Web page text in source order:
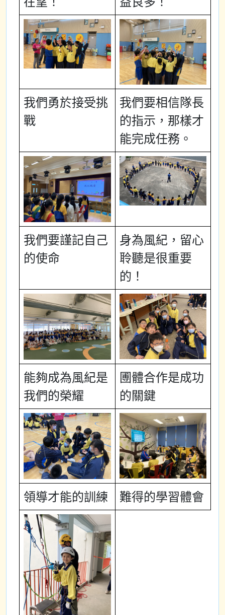
我們勇於接受挑
戰
我們要相信隊長
的指示，那樣才
能完成任務。
我們要謹記自己
的使命
身為風紀，留心
聆聽是很重要
的！
能夠成為風紀是
我們的榮耀
圑體合作是成功
的關鍵
領導才能的訓練 難得的學習體會